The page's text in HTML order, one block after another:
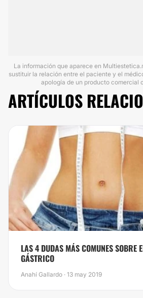
La información que aparece en
sustituir la relación entre el paciente y el
apología de un producto comercial
ARTÍCULOS
​LAS 4 DUDAS MÁS COMUNES SOBRE
GÁSTRICO
Anahí Gallardo · 13 may 2019